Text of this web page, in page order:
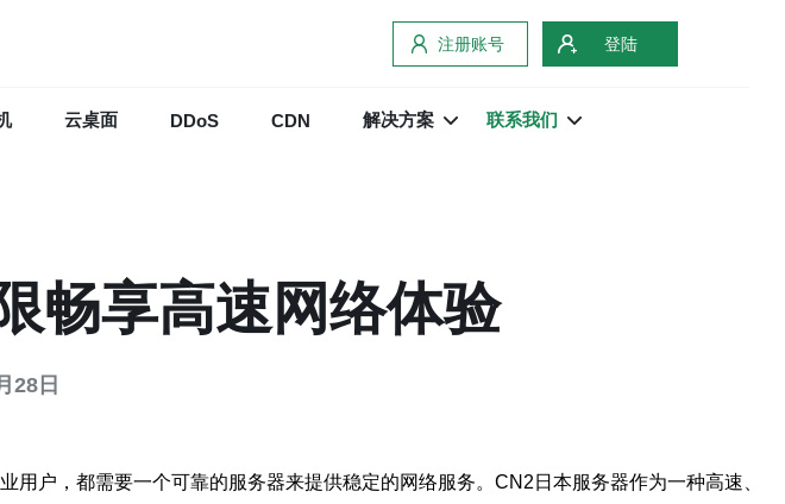
注册账号 登陆
云桌面 DDoS CDN 解决方案 联系我们
畅享高速网络体验
28日
户，都需要一个可靠的服务器来提供稳定的网络服务。CN2日本服务器作为一种高速、